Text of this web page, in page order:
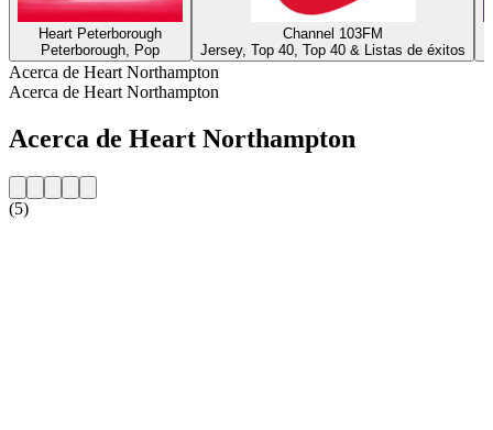
Heart Peterborough
Peterborough, Pop
Channel 103FM
Jersey, Top 40, Top 40 & Listas de éxitos
Acerca de Heart Northampton
Acerca de Heart Northampton
Acerca de Heart Northampton
(5)